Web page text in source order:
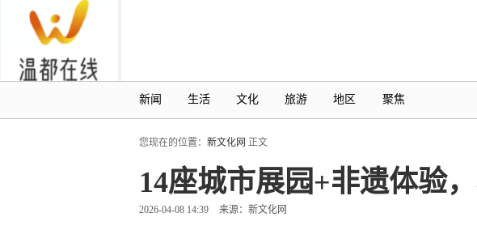
新闻 生活 文化 旅游 地区 聚焦
您现在的位置： 新文化网 正文
14座城市展园+非遗体验
2026-04-08 14:39 来源：新文化网